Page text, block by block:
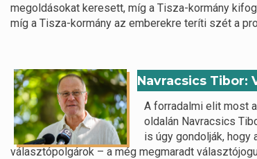
megoldásokat keresett, míg a Tisza-kormány
míg a Tisza-kormány az emberekre teríti szét a
Navracsics Tibor:
A forradalmi elit most
oldalán Navracsics
is úgy gondolják,
választópolgárok – a még megmaradt